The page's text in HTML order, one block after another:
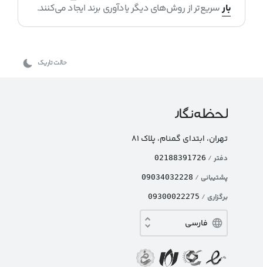
بارسریع‌تر از روش‌های دیگر یادآوری برند ایجاد می‌کنند.
حالت تاریک
تهران، ابتدای گمنام، پلاک ۸۱
دفتر /
02188391726
پشتیبانی /
09034032228
برگزاری /
09300022275